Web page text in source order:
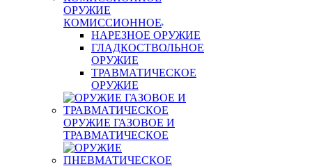
ОРУЖИЕ
КОМИССИОННОЕ
НАРЕЗНОЕ ОРУЖИЕ
ГЛАДКОСТВОЛЬНОЕ
ОРУЖИЕ
ТРАВМАТИЧЕСКОЕ
ОРУЖИЕ
ОРУЖИЕ ГАЗОВОЕ И
ТРАВМАТИЧЕСКОЕ